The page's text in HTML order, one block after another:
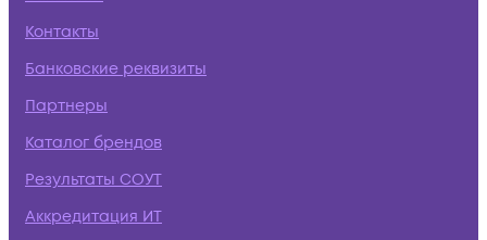
Контакты
Банковские реквизиты
Партнеры
Каталог брендов
Результаты СОУТ
Аккредитация ИТ